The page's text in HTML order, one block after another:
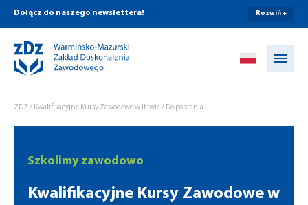
Dołącz do naszego newslettera! Rozwiń +
ZDZ/ Kwalifikacyjne Kursy Zawodowe w Iławie/ Do pobrania
Szkolimy zawodowo
Kwalifikacyjne Kursy Zawodowe w